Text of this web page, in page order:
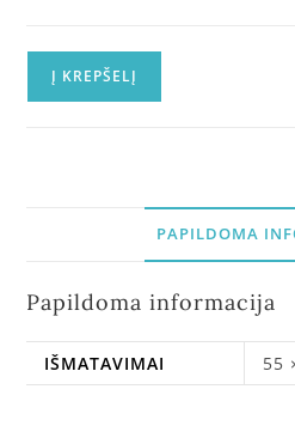
Į KREPŠELĮ
PAPILDOMA
Papildoma informacija
IŠMATAVIMAI 55